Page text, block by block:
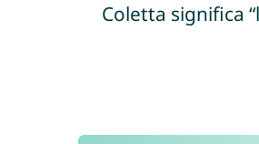
Coletta significa